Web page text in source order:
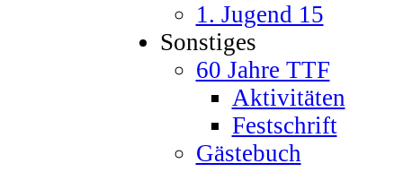
1. Jugend 15
Sonstiges
60 Jahre TTF
Aktivitäten
Festschrift
Gästebuch